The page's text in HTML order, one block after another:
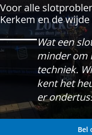
Voor alle
Kerkem en de
Wat een
minder om
techniek.
kent het
er
Bel